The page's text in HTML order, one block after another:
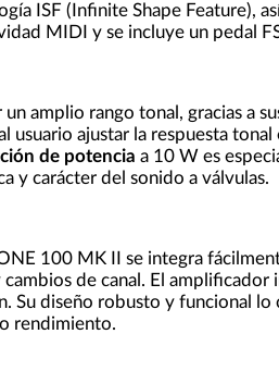
ISF (Infinite Shape Feature),
MIDI y se incluye un pedal
amplio rango tonal, gracias a
usuario ajustar la respuesta
de potencia a 10 W es
y carácter del sonido a válvulas.
100 MK II se integra
de canal. El amplificador
Su diseño robusto y funcional
rendimiento.